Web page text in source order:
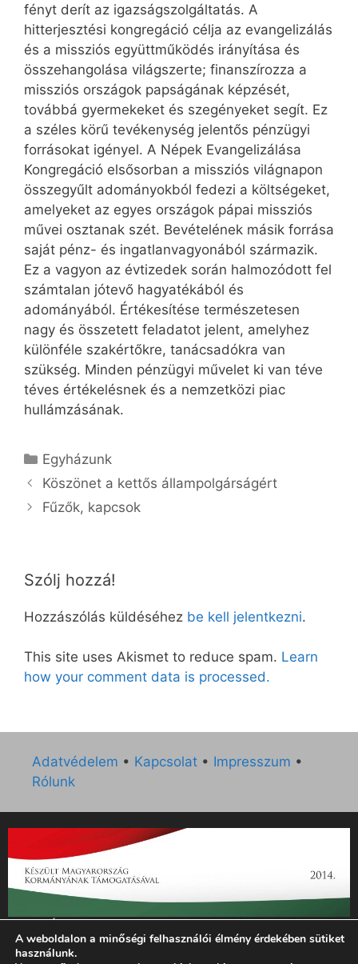
fényt derít az igazságszolgáltatás. A
hitterjesztési kongregáció célja az evangelizálás
és a missziós együttműködés irányítása és
összehangolása világszerte; finanszírozza a
missziós országok papságának képzését,
továbbá gyermekeket és szegényeket segít. Ez
a széles körű tevékenység jelentős pénzügyi
forrásokat igényel. A Népek Evangelizálása
Kongregáció elsősorban a missziós világnapon
összegyűlt adományokból fedezi a költségeket,
amelyeket az egyes országok pápai missziós
művei osztanak szét. Bevételének másik forrása
saját pénz- és ingatlanvagyonából származik.
Ez a vagyon az évtizedek során halmozódott fel
számtalan jótevő hagyatékából és
adományából. Értékesítése természetesen
nagy és összetett feladatot jelent, amelyhez
különféle szakértőkre, tanácsadókra van
szükség. Minden pénzügyi művelet ki van téve
téves értékelésnek és a nemzetközi piac
hullámzásának.
Kategória
Egyházunk
Köszönet a kettős állampolgárságért
Fűzők, kapcsok
Szólj hozzá!
Hozzászólás küldéséhez be kell jelentkezni.
This site uses Akismet to reduce spam. Learn
how your comment data is processed.
Adatvédelem • Kapcsolat • Impresszum •
Rólunk
„Az Új Ember katolikus hetilap 2014. évi működésének
támogatását az EGYH-KCP-14-P-0121 sz. támogatási
szerződés keretében 3 000 000 Ft összegben támogatta az
A weboldalon a minőségi felhasználói élmény érdekében sütiket
használunk.